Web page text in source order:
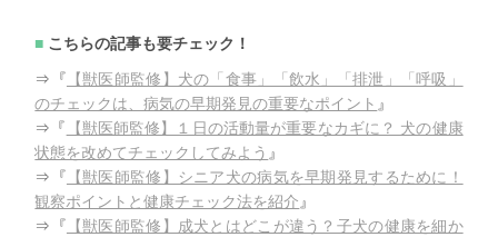
こちらの記事も要チェック！
⇒『 【獣医師監修】犬の「食事」「飲水」「排泄」「呼吸」
のチェックは、病気の早期発見の重要なポイント 』
⇒『
【獣医師監修】１日の活動量が重要なカギに？ 犬の健康
状態を改めてチェックしてみよう 』
⇒『 【獣医師監修】シニア犬の病気を早期発見するために！
観察ポイントと健康チェック法を紹介』
⇒『 【獣医師監修】成犬とはどこが違う？子犬の健康を細か